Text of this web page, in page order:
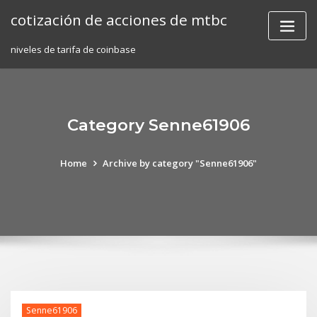
cotización de acciones de mtbc
niveles de tarifa de coinbase
Category Senne61906
Home Archive by category "Senne61906"
Senne61906